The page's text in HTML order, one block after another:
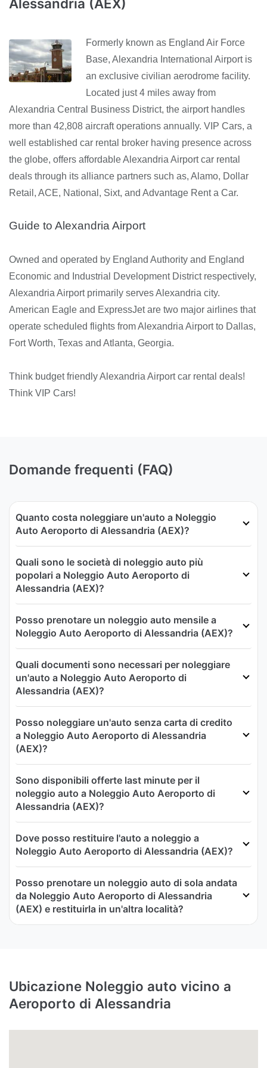
Formerly known as England Air Force
Base, Alexandria International Airport is
an exclusive civilian aerodrome facility.
Located just 4 miles away from
Alexandria Central Business District, the airport handles
more than 42,808 aircraft operations annually. VIP Cars, a
well established car rental broker having presence across
the globe, offers affordable Alexandria Airport car rental
deals through its alliance partners such as, Alamo, Dollar
Retail, ACE, National, Sixt, and Advantage Rent a Car.
Guide to Alexandria Airport
Owned and operated by England Authority and England
Economic and Industrial Development District respectively,
Alexandria Airport primarily serves Alexandria city.
American Eagle and ExpressJet are two major airlines that
operate scheduled flights from Alexandria Airport to Dallas,
Fort Worth, Texas and Atlanta, Georgia.
Think budget friendly Alexandria Airport car rental deals!
Think VIP Cars!
Domande frequenti (FAQ)
Quanto costa noleggiare un'auto a Noleggio
Auto Aeroporto di Alessandria (AEX)?
Quali sono le società di noleggio auto più
popolari a Noleggio Auto Aeroporto di
Alessandria (AEX)?
Posso prenotare un noleggio auto mensile a
Noleggio Auto Aeroporto di Alessandria (AEX)?
Quali documenti sono necessari per noleggiare
un'auto a Noleggio Auto Aeroporto di
Alessandria (AEX)?
Posso noleggiare un'auto senza carta di credito
a Noleggio Auto Aeroporto di Alessandria
(AEX)?
Sono disponibili offerte last minute per il
noleggio auto a Noleggio Auto Aeroporto di
Alessandria (AEX)?
Dove posso restituire l'auto a noleggio a
Noleggio Auto Aeroporto di Alessandria (AEX)?
Posso prenotare un noleggio auto di sola andata
da Noleggio Auto Aeroporto di Alessandria
(AEX) e restituirla in un'altra località?
Ubicazione Noleggio auto vicino a
Aeroporto di Alessandria